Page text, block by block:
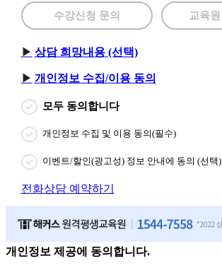
수강신청 문의 교육
상담 희망내용 (선택)
개인정보 수집/이용 동의
모두 동의합니다
개인정보 수집 및 이용 동의(필수)
이벤트/할인(광고성) 정보 안내에 동의 (선택)
전화상담 예약하기
개인정보 제공에 동의합니다.